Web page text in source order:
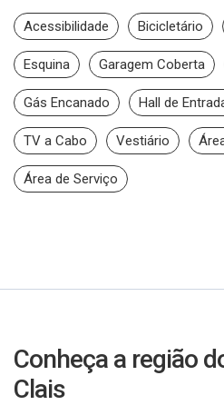
Acessibilidade Bicicletário
Esquina Garagem Coberta
Gás Encanado Hall de
TV a Cabo Vestiário
Área de Serviço
Conheça a região
Clais